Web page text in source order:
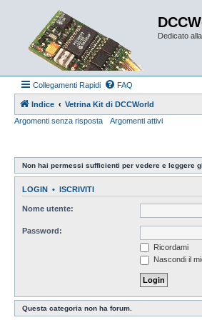
Dedicato
Collegamenti Rapidi FAQ
Indice
Vetrina Kit di DCCWorld
Argomenti senza risposta
Argomenti attivi
Non hai permessi sufficienti per vedere e leggere
LOGIN • ISCRIVITI
Nome utente:
Password:
Ricordami
Nascondi il
Questa categoria non ha forum.